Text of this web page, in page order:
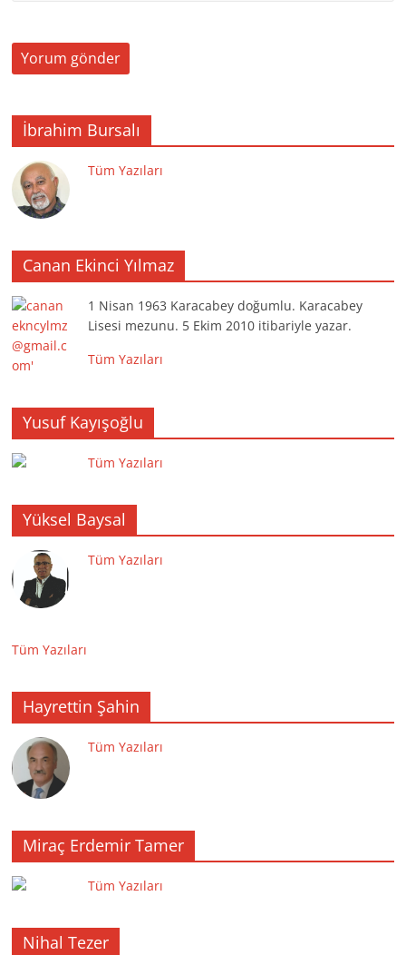
İbrahim Bursalı
Tüm Yazıları
Canan Ekinci Yılmaz
1 Nisan 1963 Karacabey doğumlu. Karacabey
Lisesi mezunu. 5 Ekim 2010 itibariyle yazar.
Tüm Yazıları
Yusuf Kayışoğlu
Tüm Yazıları
Yüksel Baysal
Tüm Yazıları
Tüm Yazıları
Hayrettin Şahin
Tüm Yazıları
Miraç Erdemir Tamer
Tüm Yazıları
Nihal Tezer